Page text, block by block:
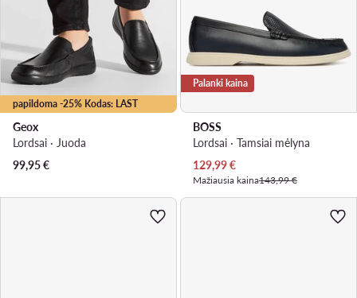
papildoma -25% Kodas: LAST
Geox
Lordsai · Juoda
99,95€
Palanki kaina
BOSS
Lordsai · Tamsiai mėlyna
Dabartinė kaina
129,99€
Mažiausia kaina143,99 €